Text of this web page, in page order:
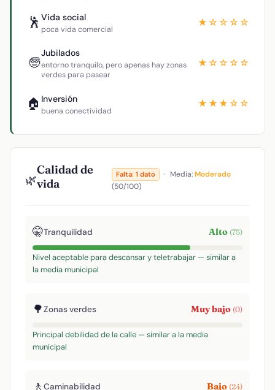
🕺 Vida social
poca vida comercial
★☆☆☆☆
🧓
Jubilados
entorno tranquilo, pero apenas hay zonas
verdes para pasear
★☆☆☆☆
🏠 Inversión
buena conectividad
★★★☆☆
🌿
Calidad de
vida
Falta: 1 dato · Media:Moderado
(50/100)
🤫Tranquilidad Alto (75)
Nivel aceptable para descansar y teletrabajar — similar a
la media municipal
🌳Zonas verdes Muy bajo (0)
Principal debilidad de la calle — similar a la media
municipal
🚶 Caminabilidad Bajo (24)